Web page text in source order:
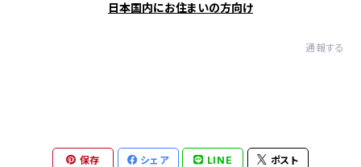
日本国内にお住まいの方向け
通報する
保存 シェア LINE ポスト